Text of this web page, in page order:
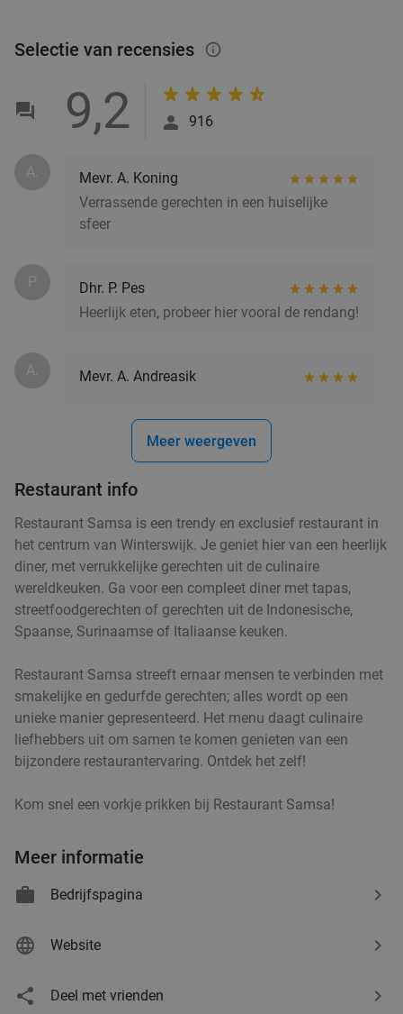
Selectie van recensies info_outlined
9,2 916
A.
Mevr. A. Koning
Verrassende gerechten in een huiselijke
sfeer
P.
Dhr. P. Pes
Heerlijk eten, probeer hier vooral de rendang!
A. Mevr. A. Andreasik
Meer weergeven
Restaurant info
Restaurant Samsa is een trendy en exclusief restaurant in
het centrum van Winterswijk. Je geniet hier van een heerlijk
diner, met verrukkelijke gerechten uit de culinaire
wereldkeuken. Ga voor een compleet diner met tapas,
streetfoodgerechten of gerechten uit de Indonesische,
Spaanse, Surinaamse of Italiaanse keuken.
Restaurant Samsa streeft ernaar mensen te verbinden met
smakelijke en gedurfde gerechten; alles wordt op een
unieke manier gepresenteerd. Het menu daagt culinaire
liefhebbers uit om samen te komen genieten van een
bijzondere restaurantervaring. Ontdek het zelf!
Kom snel een vorkje prikken bij Restaurant Samsa!
Meer informatie
Bedrijfspagina
Website
Deel met vrienden